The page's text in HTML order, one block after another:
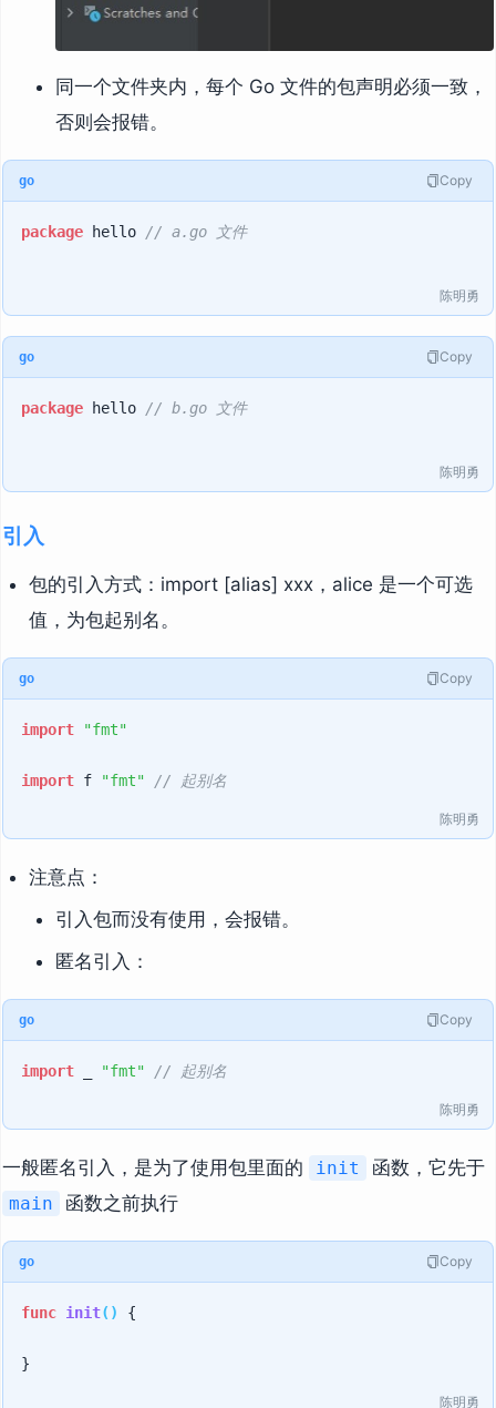
同一个文件夹内，每个 Go 文件的包声明必须一致，
否则会报错。
go Copy
package hello // a.go 文件
陈明勇
go Copy
package hello // b.go 文件
陈明勇
引入
包的引入方式：import [alias] xxx，alice 是一个可选
值，为包起别名。
go Copy
import "fmt"
import f "fmt" // 起别名
陈明勇
注意点：
引入包而没有使用，会报错。
匿名引入：
go Copy
import "fmt" // 起别名
陈明勇
一般匿名引入，是为了使用包里面的 init 函数，它先于
main 函数之前执行
go Copy
func init() {
陈明勇